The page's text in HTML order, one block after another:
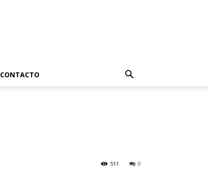
CONTACTO
0
511